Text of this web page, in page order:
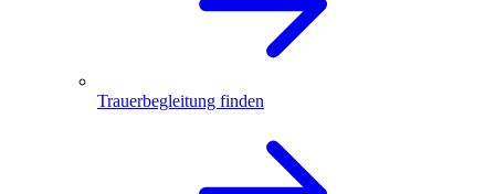
Trauerbegleitung finden